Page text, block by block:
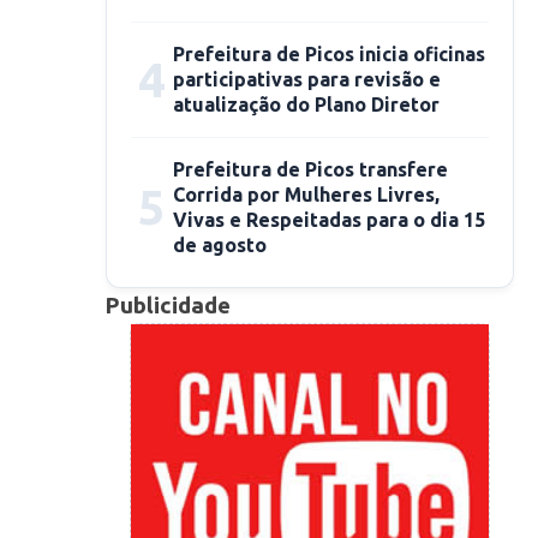
4 Prefeitura de Picos inicia oficinas
participativas para revisão e
atualização do Plano Diretor
5
Prefeitura de Picos transfere
Corrida por Mulheres Livres,
Vivas e Respeitadas para o dia 15
de agosto
Publicidade